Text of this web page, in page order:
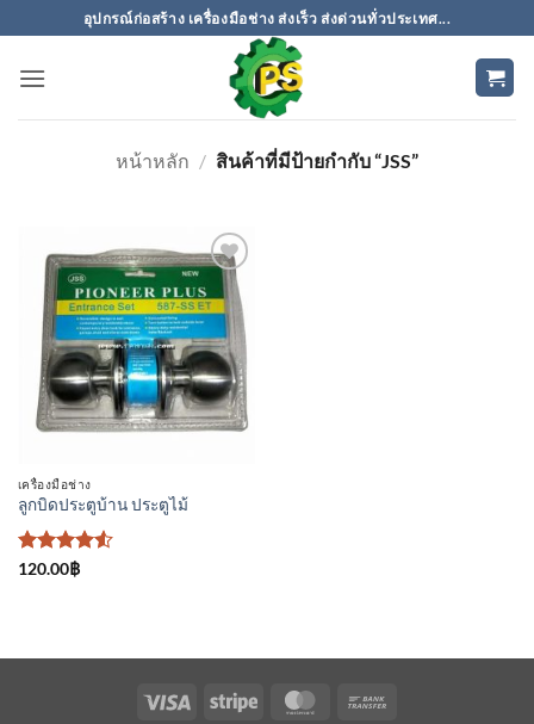
ไป
อุปกรณ์ก่อสร้าง เครื่องมือช่าง ส่งเร็ว ส่งด่วนทั่วประเทศ...
หน้าหลัก / สินค้าที่มีป้ายกำกับ “JSS”
เพิ่มเข้า
ใน
รายการ
ที่
ติดตาม
เครื่องมือช่าง
ลูกบิดประตูบ้าน ประตูไม้
ให้คะแนน
120.00฿
Visa Stripe MasterCard